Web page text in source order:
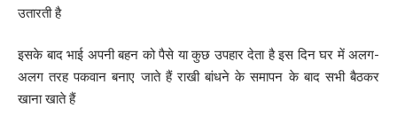
उतारती है
इसके बाद भाई अपनी बहन को पैसे या कुछ उपहार देता है इस दिन घर में अलग-
अलग तरह पकवान बनाए जाते हैं राखी बांधने के समापन के बाद सभी बैठकर
खाना खाते हैं